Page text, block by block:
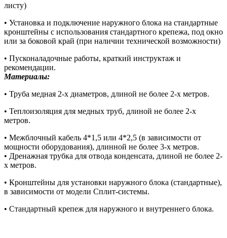
листу)
• Установка и подключение наружного блока на стандартные
кронштейны с использования стандартного крепежа, под окно
или за боковой край (при наличии технической возможности)
• Пусконаладочные работы, краткий инструктаж и
рекомендации.
Материалы:
• Труба медная 2-х диаметров, длиной не более 2-х метров.
• Теплоизоляция для медных труб, длиной не более 2-х
метров.
• Межблочный кабель 4*1,5 или 4*2,5 (в зависимости от
мощности оборудования), длинной не более 3-х метров.
• Дренажная трубка для отвода конденсата, длиной не более 2-
х метров.
• Кронштейны для установки наружного блока (стандартные),
в зависимости от модели Сплит-системы.
• Стандартный крепеж для наружного и внутреннего блока.